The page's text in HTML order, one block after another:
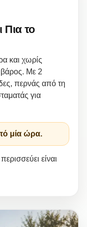
Πια το
και χωρίς
βάρος. Με 2
περνάς από τη
για
μία ώρα.
είναι